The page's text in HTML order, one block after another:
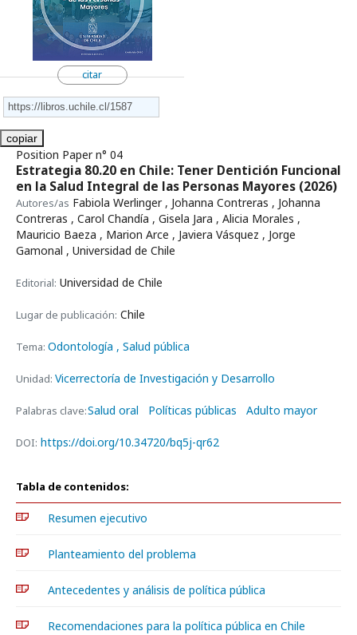
citar
copiar
Position Paper n° 04
Estrategia 80.20 en Chile: Tener Dentición Funcional
en la Salud Integral de las Personas Mayores (2026)
Autores/as Fabiola Werlinger , Johanna Contreras , Johanna
Contreras , Carol Chandía , Gisela Jara , Alicia Morales ,
Mauricio Baeza , Marion Arce , Javiera Vásquez , Jorge
Gamonal , Universidad de Chile
Editorial: Universidad de Chile
Lugar de publicación: Chile
Tema: Odontología , Salud pública
Unidad: Vicerrectoría de Investigación y Desarrollo
Palabras clave:Salud oral Políticas públicas Adulto mayor
DOI: https://doi.org/10.34720/bq5j-qr62
Tabla de contenidos:
Resumen ejecutivo
Planteamiento del problema
Antecedentes y análisis de política pública
Recomendaciones para la política pública en Chile